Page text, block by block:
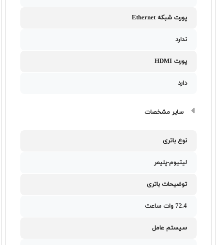
پورت شبکه Ethernet
ندارد
پورت HDMI
دارد
سایر مشخصات
نوع باتری
لیتیوم-پلیمر
توضیحات باتری
72.4 وات ساعت
سیستم عامل